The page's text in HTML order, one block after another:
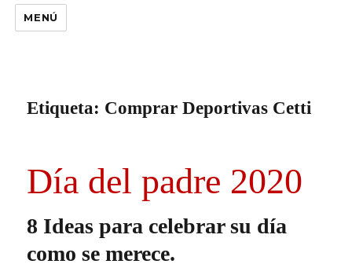
MENÚ
Etiqueta: Comprar Deportivas Cetti
Día del padre 2020
8 Ideas para celebrar su día
como se merece.